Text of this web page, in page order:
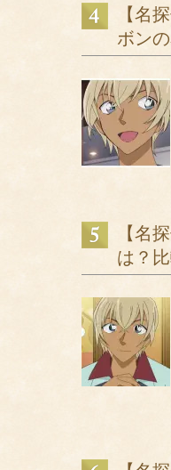
【名
ボン
【名
は？